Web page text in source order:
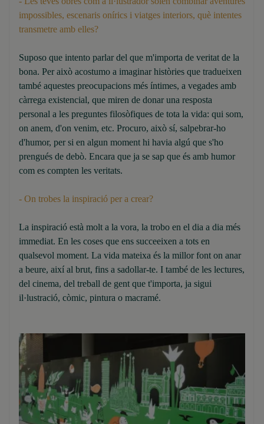
impossibles, escenaris onírics i viatges interiors, què intentes
transmetre amb elles?
Suposo que intento parlar del que m'importa de veritat de la
bona. Per això acostumo a imaginar històries que tradueixen
també aquestes preocupacions més íntimes, a vegades amb
càrrega existencial, que miren de donar una resposta
personal a les preguntes filosòfiques de tota la vida: qui som,
on anem, d'on venim, etc. Procuro, això sí, salpebrar-ho
d'humor, per si en algun moment hi havia algú que s'ho
prengués de debò. Encara que ja se sap que és amb humor
com es compten les veritats.
- On trobes la inspiració per a crear?
La inspiració està molt a la vora, la trobo en el dia a dia més
immediat. En les coses que ens succeeixen a tots en
qualsevol moment. La vida mateixa és la millor font on anar
a beure, així al brut, fins a sadollar-te. I també de les lectures,
del cinema, del treball de gent que t'importa, ja sigui
il·lustració, còmic, pintura o macramé.